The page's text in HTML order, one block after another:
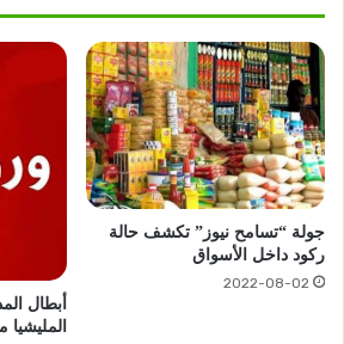
جولة “تسامح نيوز” تكشف حالة
ركود داخل الأسواق
2022-08-02
أبطال
المليشيا